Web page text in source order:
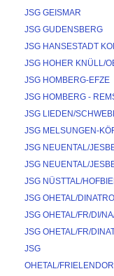
JSG GEISMAR
JSG GUDENSBERG
JSG HANSESTADT
JSG HOHER KNÜLL/
JSG HOMBERG-EFZE
JSG HOMBERG -
JSG LIEDEN/
JSG MELSUNGEN-
JSG NEUENTAL/
JSG NEUENTAL/
JSG NÜSTTAL/
JSG OHETAL/DINATRO
JSG OHETAL/FR/DI/
JSG OHETAL/FR/
JSG
OHETAL/